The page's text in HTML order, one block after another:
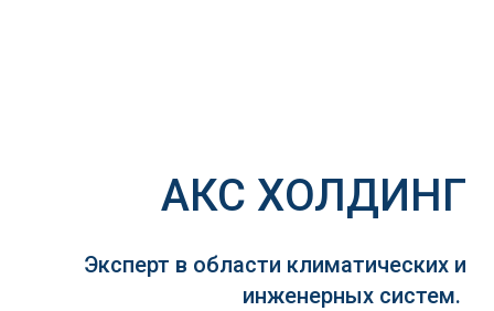
АКС ХОЛДИНГ
Эксперт в области климатических и
инженерных систем.